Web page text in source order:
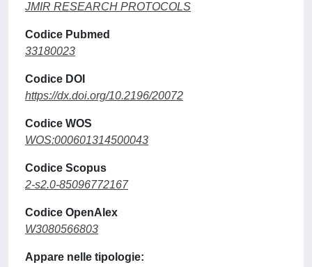
JMIR RESEARCH PROTOCOLS
Codice Pubmed
33180023
Codice DOI
https://dx.doi.org/10.2196/20072
Codice WOS
WOS:000601314500043
Codice Scopus
2-s2.0-85096772167
Codice OpenAlex
W3080566803
Appare nelle tipologie: